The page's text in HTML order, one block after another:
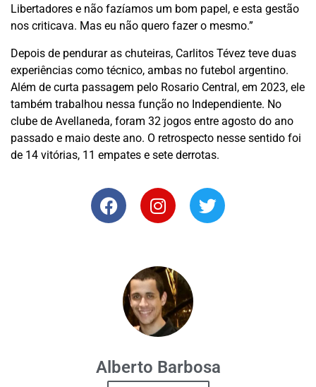
Libertadores e não fazíamos um bom papel, e esta gestão
nos criticava. Mas eu não quero fazer o mesmo.”
Depois de pendurar as chuteiras, Carlitos Tévez teve duas
experiências como técnico, ambas no futebol argentino.
Além de curta passagem pelo Rosario Central, em 2023, ele
também trabalhou nessa função no Independiente. No
clube de Avellaneda, foram 32 jogos entre agosto do ano
passado e maio deste ano. O retrospecto nesse sentido foi
de 14 vitórias, 11 empates e sete derrotas.
Alberto Barbosa